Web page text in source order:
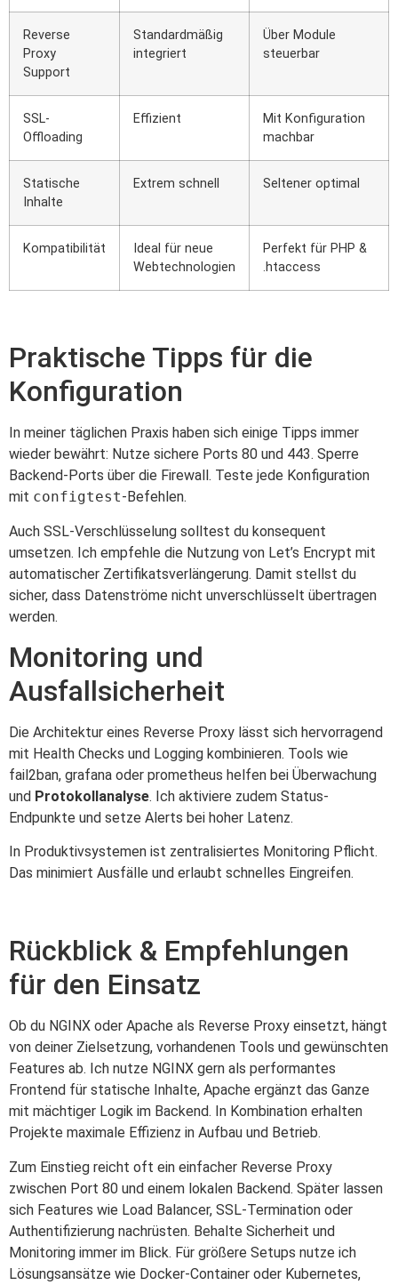
Reverse
Proxy
Support
Standardmäßig
integriert
Über Module
steuerbar
SSL-
Offloading
Effizient
Mit Konfiguration
machbar
Statische
Inhalte
Extrem schnell Seltener optimal
Kompatibilität
Ideal für neue
Webtechnologien
Perfekt für PHP &
.htaccess
Praktische Tipps für die
Konfiguration
In meiner täglichen Praxis haben sich einige Tipps immer
wieder bewährt: Nutze sichere Ports 80 und 443. Sperre
Backend-Ports über die Firewall. Teste jede Konfiguration
mit configtest-Befehlen.
Auch SSL-Verschlüsselung solltest du konsequent
umsetzen. Ich empfehle die Nutzung von Let’s Encrypt mit
automatischer Zertifikatsverlängerung. Damit stellst du
sicher, dass Datenströme nicht unverschlüsselt übertragen
werden.
Monitoring und
Ausfallsicherheit
Die Architektur eines Reverse Proxy lässt sich hervorragend
mit Health Checks und Logging kombinieren. Tools wie
fail2ban, grafana oder prometheus helfen bei Überwachung
und Protokollanalyse. Ich aktiviere zudem Status-
Endpunkte und setze Alerts bei hoher Latenz.
In Produktivsystemen ist zentralisiertes Monitoring Pflicht.
Das minimiert Ausfälle und erlaubt schnelles Eingreifen.
Rückblick & Empfehlungen
für den Einsatz
Ob du NGINX oder Apache als Reverse Proxy einsetzt, hängt
von deiner Zielsetzung, vorhandenen Tools und gewünschten
Features ab. Ich nutze NGINX gern als performantes
Frontend für statische Inhalte, Apache ergänzt das Ganze
mit mächtiger Logik im Backend. In Kombination erhalten
Projekte maximale Effizienz in Aufbau und Betrieb.
Zum Einstieg reicht oft ein einfacher Reverse Proxy
zwischen Port 80 und einem lokalen Backend. Später lassen
sich Features wie Load Balancer, SSL-Termination oder
Authentifizierung nachrüsten. Behalte Sicherheit und
Monitoring immer im Blick. Für größere Setups nutze ich
Lösungsansätze wie Docker-Container oder Kubernetes,